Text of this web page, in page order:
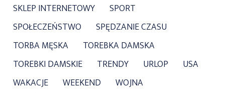
SKLEP INTERNETOWY
SPORT
SPOŁECZEŃSTWO
SPĘDZANIE CZASU
TORBA MĘSKA
TOREBKA DAMSKA
TOREBKI DAMSKIE
TRENDY URLOP
USA
WAKACJE
WEEKEND
WOJNA